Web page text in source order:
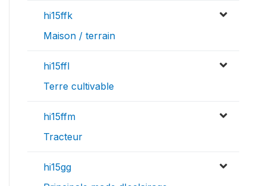
hi15ffk
Maison / terrain
hi15ffl
Terre cultivable
hi15ffm
Tracteur
hi15gg